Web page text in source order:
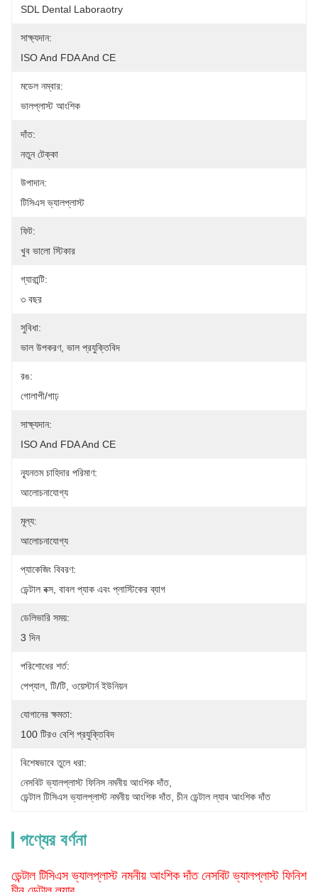
SDL Dental Laboraotry
সাক্ষ্যদান:
ISO And FDA And CE
মডেল নম্বার:
ভালপ্লাস্ট আংশিক
দাঁত:
নতুন টেক্কা
উপাদান:
টিসিএস ভ্যালপ্লাস্ট
ফিট:
খুব ভালো স্টিকার
গ্যারান্টি:
৩ বছর
সুবিধা:
ভাল উপকরণ, ভাল প্রযুক্তিবিদ
রঙ:
গোলাপী/গাঢ়
সাক্ষ্যদান:
ISO And FDA And CE
ন্যূনতম চাহিদার পরিমাণ:
আলোচনাযোগ্য
মূল্য:
আলোচনাযোগ্য
প্যাকেজিং বিবরণ:
ডেন্টাল বক্স, বাবল প্যাক এবং প্লাস্টিকের ব্যাগ
ডেলিভারি সময়:
3 দিন
পরিশোধের শর্ত:
পেপ্যাল, টি/টি, ওয়েস্টার্ন ইউনিয়ন
যোগানের ক্ষমতা:
100 টিরও বেশি প্রযুক্তিবিদ
বিশেষভাবে তুলে ধরা:
নেসবিট ভ্যালপ্লাস্ট ফিনিস নমনীয় আংশিক দাঁত,
ডেন্টাল টিসিএস ভ্যালপ্লাস্ট নমনীয় আংশিক দাঁত, চীন ডেন্টাল ল্যাব আংশিক দাঁত
পণ্যের বর্ণনা
ডেন্টাল টিসিএস ভ্যালপ্লাস্ট নমনীয় আংশিক দাঁত নেসবিট ভ্যালপ্লাস্ট ফিনিশ